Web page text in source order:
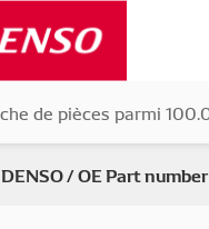
DENSO / OE Part number